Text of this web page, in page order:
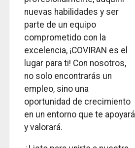
nuevas habilidades y ser
parte de un equipo
comprometido con la
excelencia, ¡COVIRAN es el
lugar para ti! Con nosotros,
no solo encontrarás un
empleo, sino una
oportunidad de crecimiento
en un entorno que te apoyará
y valorará.